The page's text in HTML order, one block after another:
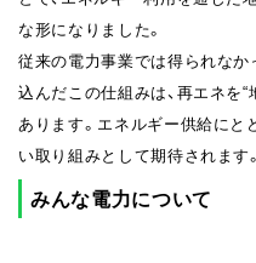
な形になりました。
従来の電力事業では得られなか
込んだこの仕組みは、再エネを
あります。エネルギー供給にと
い取り組みとして期待されます。
みんな電力について